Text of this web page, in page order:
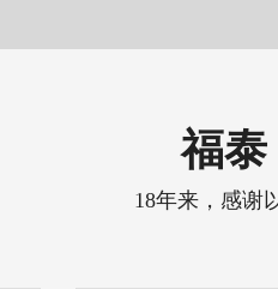
福泰
18年来，感谢